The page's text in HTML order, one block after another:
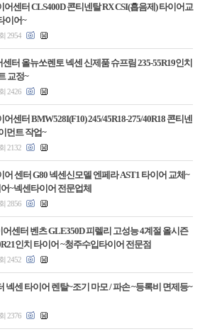
센터 CLS400D 콘티넨탈 RX CSI(흡음제) 타이어교
이어~
2954
터 올뉴쏘렌토 넥센 신제품 슈프림 235-55R19인치
교정~
2426
센터 BMW528I(F10) 245/45R18-275/40R18 콘티넨
먼트 작업~
2132
센터 G80 넥센신모델 엔페라 AST1 타이어 교체~
~넥센타이어 전문업체
2856
센터 벤츠 GLE350D 피렐리 고성능 4계절 올시즌
인치 타이어 ~청주수입타이어 전문점
2452
넥센 타이어 렌탈~조기 마모 / 파손 ~등록비 면제등~
2376